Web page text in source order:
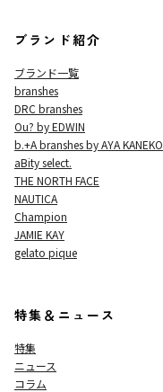
ブランド紹介
ブランド一覧
branshes
DRC branshes
Ou? by EDWIN
b.+A branshes by AYA KANEKO
aBity select.
THE NORTH FACE
NAUTICA
Champion
JAMIE KAY
gelato pique
特集＆ニュース
特集
ニュース
コラム